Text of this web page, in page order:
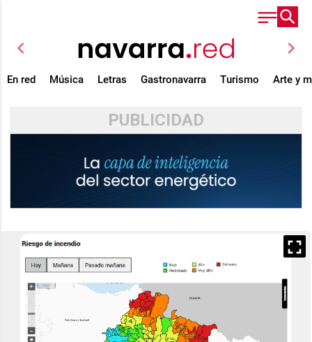
chevron_left chevron_right
En red Música Letras Gastronavarra Turismo Arte y
PUBLICIDAD